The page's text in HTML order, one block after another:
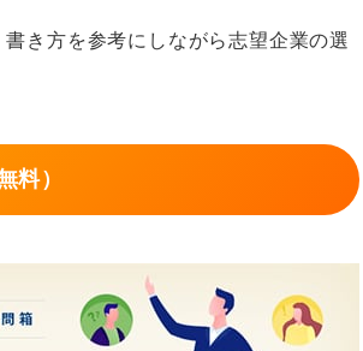
書き方を参考にしながら志望企業の選
料）